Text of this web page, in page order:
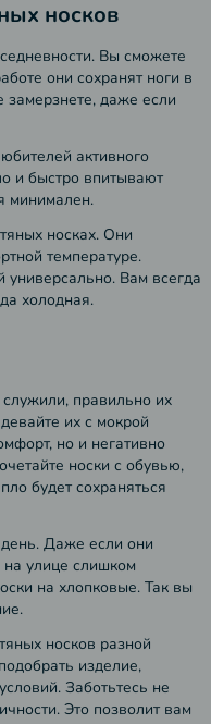
носков
Вы сможете
они сохранят ноги в
замерзнете, даже если
активного
и быстро впитывают
минимален.
носках. Они
температуре.
универсально. Вам всегда
холодная.
правильно их
их с мокрой
но и негативно
носки с обувью,
будет сохраняться
Даже если они
на улице слишком
на хлопковые. Так вы
носков разной
изделие,
Заботьтесь не
Это позволит вам